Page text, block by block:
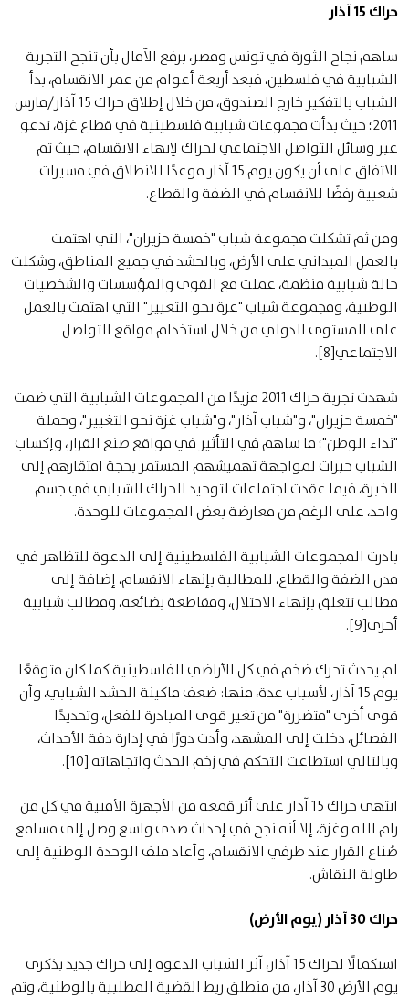
حراك 15 آذار
ساهم نجاح الثورة في تونس ومصر، برفع الآمال بأن تنجح التجربة
الشبابية في فلسطين، فبعد أربعة أعوام من عمر الانقسام، بدأ
الشباب بالتفكير خارج الصندوق، من خلال إطلاق حراك 15 آذار/مارس
2011؛ حيث بدأت مجموعات شبابية فلسطينية في قطاع غزة، تدعو
عبر وسائل التواصل الاجتماعي لحراك لإنهاء الانقسام، حيث تم
الاتفاق على أن يكون يوم 15 آذار موعدًا للانطلاق في مسيرات
شعبية رفضًا للانقسام في الضفة والقطاع.
ومن ثم تشكلت مجموعة شباب "خمسة حزيران"، التي اهتمت
بالعمل الميداني على الأرض، وبالحشد في جميع المناطق، وشكلت
حالة شبابية منظمة، عملت مع القوى والمؤسسات والشخصيات
الوطنية، ومجموعة شباب "غزة نحو التغيير" التي اهتمت بالعمل
على المستوى الدولي من خلال استخدام مواقع التواصل
الاجتماعي[8].
شهدت تجربة حراك 2011 مزيدًا من المجموعات الشبابية التي ضمت
"خمسة حزيران"، و"شباب آذار"، و"شباب غزة نحو التغيير"، وحملة
"نداء الوطن"؛ ما ساهم في التأثير في مواقع صنع القرار، وإكساب
الشباب خبرات لمواجهة تهميشهم المستمر بحجة افتقارهم إلى
الخبرة، فيما عقدت اجتماعات لتوحيد الحراك الشبابي في جسم
واحد، على الرغم من معارضة بعض المجموعات للوحدة.
بادرت المجموعات الشبابية الفلسطينية إلى الدعوة للتظاهر في
مدن الضفة والقطاع، للمطالبة بإنهاء الانقسام، إضافة إلى
مطالب تتعلق بإنهاء الاحتلال، ومقاطعة بضائعه، ومطالب شبابية
أخرى[9].
لم يحدث تحرك ضخم في كل الأراضي الفلسطينية كما كان متوقعًا
يوم 15 آذار، لأسباب عدة، منها: ضعف ماكينة الحشد الشبابي، وأن
قوى أخرى "متضررة" من تغير قوى المبادرة للفعل، وتحديدًا
الفصائل، دخلت إلى المشهد، وأدت دورًا في إدارة دفة الأحداث،
وبالتالي استطاعت التحكم في زخم الحدث واتجاهاته [10].
انتهى حراك 15 آذار على أثر قمعه من الأجهزة الأمنية في كل من
رام الله وغزة، إلا أنه نجح في إحداث صدى واسع وصل إلى مسامع
صُناع القرار عند طرفي الانقسام، وأعاد ملف الوحدة الوطنية إلى
طاولة النقاش.
حراك 30 آذار (يوم الأرض)
استكمالًا لحراك 15 آذار، آثر الشباب الدعوة إلى حراك جديد بذكرى
يوم الأرض 30 آذار، من منطلق ربط القضية المطلبية بالوطنية، وتم